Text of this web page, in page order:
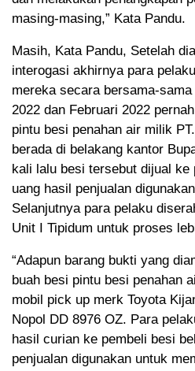
masing-masing,” Kata Pandu.
Masih, Kata Pandu, Setelah
interogasi akhirnya para
mereka secara bersama-
2022 dan Februari 2022
pintu besi penahan air milik
berada di belakang kantor
kali lalu besi tersebut dijual ke
uang hasil penjualan
Selanjutnya para pelaku
Unit I Tipidum untuk proses
“Adapun barang bukti yang
buah besi pintu besi penahan
mobil pick up merk Toyota
Nopol DD 8976 OZ. Para
hasil curian ke pembeli besi
penjualan digunakan untuk